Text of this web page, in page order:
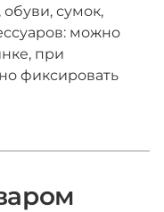
сумок,
можно
при
фиксировать